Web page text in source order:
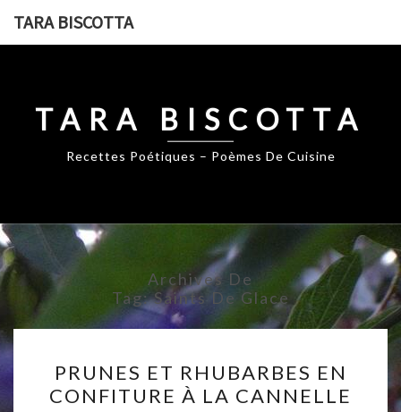
TARA BISCOTTA
TARA BISCOTTA
Recettes Poétiques – Poèmes De Cuisine
Archives De
Tag:Saints De Glace
ET
RHUBARBES
PRUNES ET RHUBARBES EN
CONFITURE À LA CANNELLE